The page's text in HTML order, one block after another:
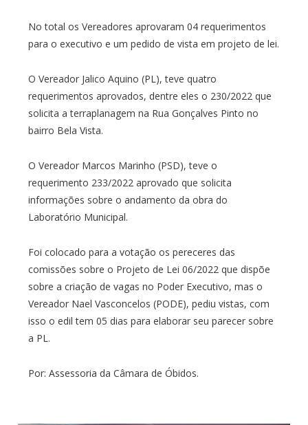
No total os Vereadores aprovaram 04 requerimentos
para o executivo e um pedido de vista em projeto de lei.
O Vereador Jalico Aquino (PL), teve quatro
requerimentos aprovados, dentre eles o 230/2022 que
solicita a terraplanagem na Rua Gonçalves Pinto no
bairro Bela Vista.
O Vereador Marcos Marinho (PSD), teve o
requerimento 233/2022 aprovado que solicita
informações sobre o andamento da obra do
Laboratório Municipal.
Foi colocado para a votação os pereceres das
comissões sobre o Projeto de Lei 06/2022 que dispõe
sobre a criação de vagas no Poder Executivo, mas o
Vereador Nael Vasconcelos (PODE), pediu vistas, com
isso o edil tem 05 dias para elaborar seu parecer sobre
a PL.
Por: Assessoria da Câmara de Óbidos.